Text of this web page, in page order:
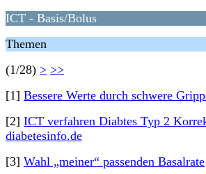
ICT - Basis/Bolus
Themen
(1/28) > >>
[1] Bessere Werte durch schwere
[2] ICT verfahren Diabtes Typ 2
diabetesinfo.de
[3] Wahl „meiner“ passenden Basalrate